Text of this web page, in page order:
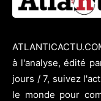
à l'analyse, édité
jours / 7, suivez
le monde pour